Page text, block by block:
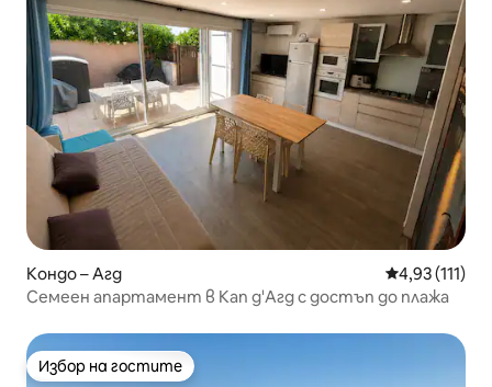
Кондо – Агд Средна
4,93 (111)
Семеен апартамент в Кап д'Агд с достъп до плажа
Избор на гостите
Избор на гостите